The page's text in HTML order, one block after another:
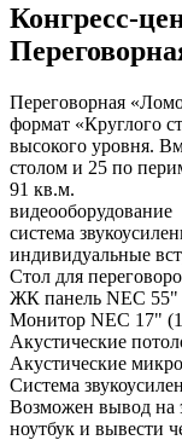
Конгресс-
Переговорная
формат «Круглого
высокого уровня.
столом и 25 по
91 кв.м.
видеооборудование
система
индивидуальные
Стол для
ЖК панель NEC 55"
Монитор NEC 17"
Акустические
Акустические
Система
Возможен вывод на
ноутбук и вывести